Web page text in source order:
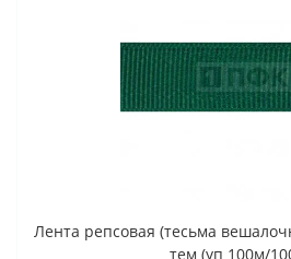
Лента репсовая (тесьма
тем (уп 100м/